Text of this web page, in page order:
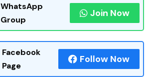
WhatsApp
Group
Join Now
Facebook
Page
Follow Now